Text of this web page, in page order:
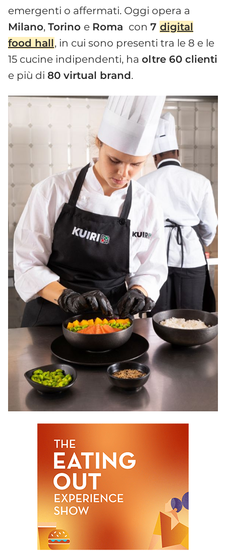
emergenti o affermati. Oggi opera a
Milano, Torino e Roma con 7 digital
food hall, in cui sono presenti tra le 8 e le
15 cucine indipendenti, ha oltre 60 clienti
e più di 80 virtual brand.